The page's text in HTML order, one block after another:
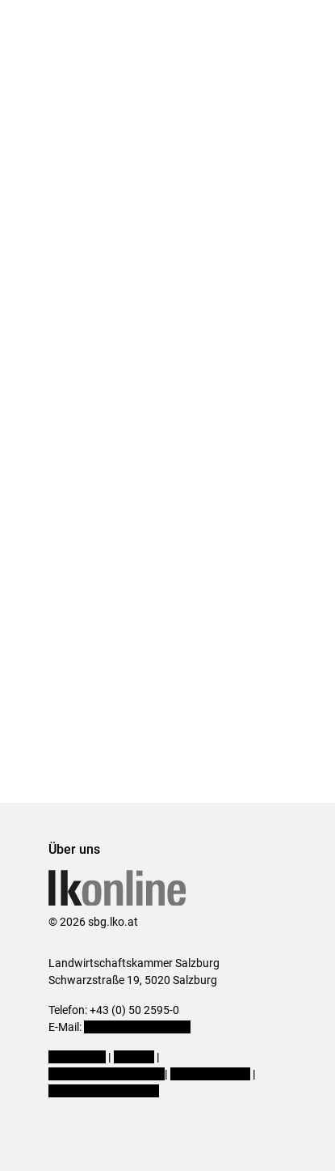
Über uns
© 2026 sbg.lko.at
Landwirtschaftskammer Salzburg
Schwarzstraße 19, 5020 Salzburg
Telefon: +43 (0) 50 2595-0
E-Mail:
|
|
|
|